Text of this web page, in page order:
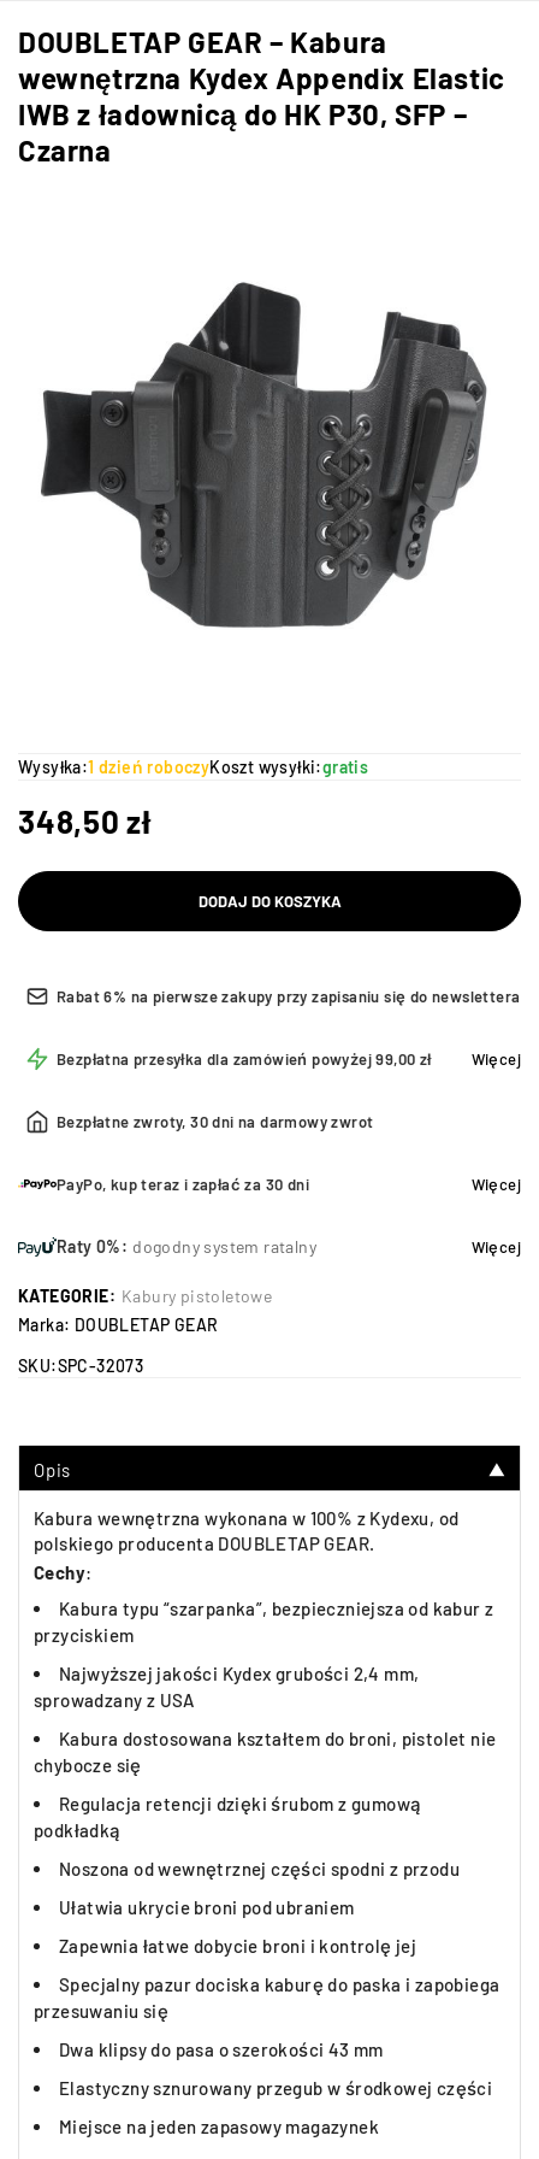
DOUBLETAP GEAR – Kabura
wewnętrzna Kydex Appendix Elastic
IWB z ładownicą do HK P30, SFP –
Czarna
Wysyłka:1 dzień roboczyKoszt wysyłki:gratis
348,50zł
DODAJ DO KOSZYKA
Rabat 6% na pierwsze zakupy przy zapisaniu się do newslettera
Bezpłatna przesyłka dla zamówień powyżej 99,00 zł Więcej
Bezpłatne zwroty, 30 dni na darmowy zwrot
PayPo, kup teraz i zapłać za 30 dni Więcej
Raty 0%: dogodny system ratalny Więcej
KATEGORIE: Kabury pistoletowe
Marka: DOUBLETAP GEAR
SKU:SPC-32073
Opis ▼
Kabura wewnętrzna wykonana w 100% z Kydexu, od
polskiego producenta DOUBLETAP GEAR.
Cechy:
Kabura typu “szarpanka”, bezpieczniejsza od kabur z
przyciskiem
Najwyższej jakości Kydex grubości 2,4 mm,
sprowadzany z USA
Kabura dostosowana kształtem do broni, pistolet nie
chybocze się
Regulacja retencji dzięki śrubom z gumową
podkładką
Noszona od wewnętrznej części spodni z przodu
Ułatwia ukrycie broni pod ubraniem
Zapewnia łatwe dobycie broni i kontrolę jej
Specjalny pazur dociska kaburę do paska i zapobiega
przesuwaniu się
Dwa klipsy do pasa o szerokości 43 mm
Elastyczny sznurowany przegub w środkowej części
Miejsce na jeden zapasowy magazynek